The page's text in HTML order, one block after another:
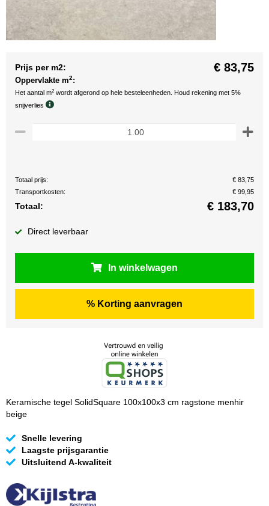
Prijs per m2: € 83,75
Oppervlakte m2:
Het aantal m2 wordt afgerond op hele besteleenheden. Houd rekening met 5%
snijverlies
Totaal prijs:
€ 83,75
Transportkosten:
€ 99,95
Totaal: € 183,70
Direct leverbaar
In winkelwagen
% Korting aanvragen
Keramische tegel SolidSquare 100x100x3 cm ragstone menhir
beige
Snelle levering
Laagste prijsgarantie
Uitsluitend A-kwaliteit